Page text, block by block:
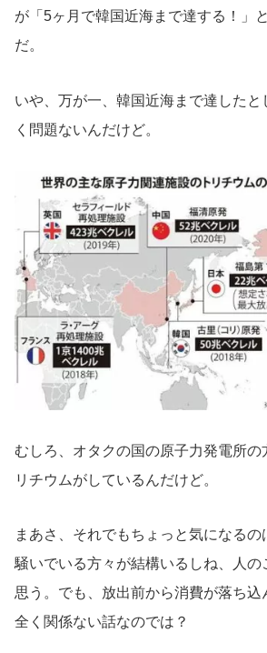
が「5ヶ月で韓国近海まで達する！」
だ。
いや、万が一、韓国近海まで達したと
く問題ないんだけど。
むしろ、オタクの国の原子力発電所の
リチウムがしているんだけど。
まあさ、それでもちょっと気になるの
騒いでいる方々が結構いるしね、人の
思う。でも、放出前から消費が落ち込
全く関係ない話なのでは？